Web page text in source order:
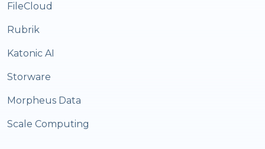
FileCloud
Rubrik
Katonic AI
Storware
Morpheus Data
Scale Computing